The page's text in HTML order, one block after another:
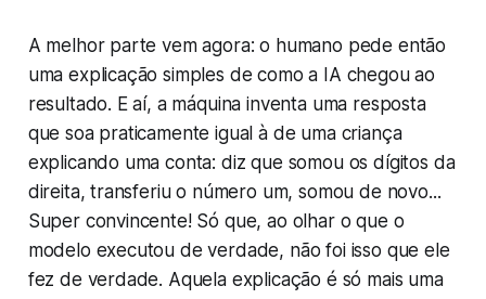
A melhor parte vem agora: o humano pede então
uma explicação simples de como a IA chegou ao
resultado. E aí, a máquina inventa uma resposta
que soa praticamente igual à de uma criança
explicando uma conta: diz que somou os dígitos da
direita, transferiu o número um, somou de novo...
Super convincente! Só que, ao olhar o que o
modelo executou de verdade, não foi isso que ele
fez de verdade. Aquela explicação é só mais uma